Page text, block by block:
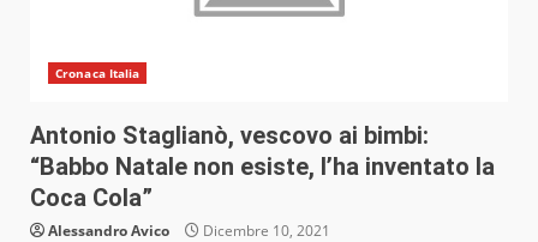
Cronaca Italia
Antonio Staglianò, vescovo ai bimbi:
“Babbo Natale non esiste, l’ha inventato la
Coca Cola”
Alessandro Avico Dicembre 10, 2021